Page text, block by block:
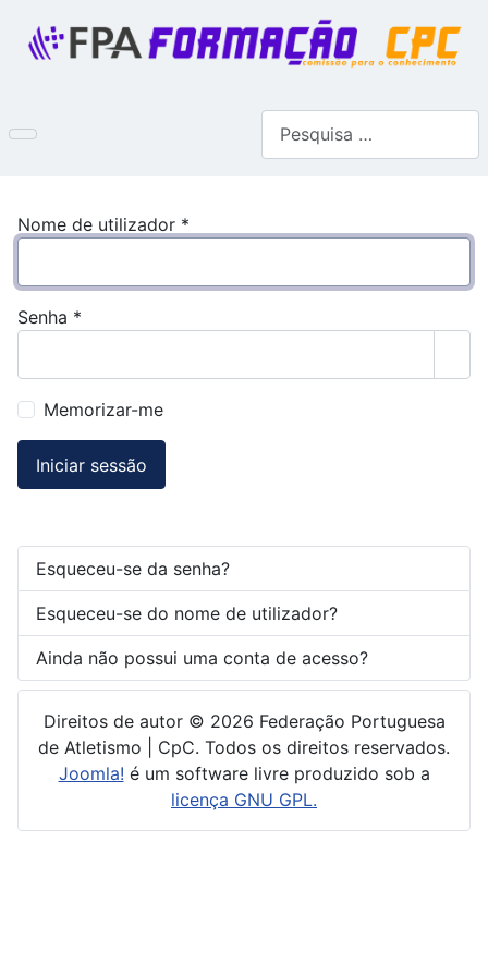
Nome de utilizador *
Senha *
Memorizar-me
Iniciar sessão
Esqueceu-se da senha?
Esqueceu-se do nome de utilizador?
Ainda não possui uma conta de acesso?
Direitos de autor © 2026 Federação Portuguesa
de Atletismo | CpC. Todos os direitos reservados.
Joomla! é um software livre produzido sob a
licença GNU GPL.